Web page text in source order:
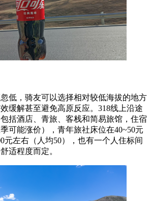
低，骑友可以选择相对较低海拔的地方
缓解甚至避免高原反应。318线上沿途
括酒店、青旅、客栈和简易旅馆，住宿
可能涨价），青年旅社床位在40~50元
元左右（人均50），也有一个人住标间
适程度而定。